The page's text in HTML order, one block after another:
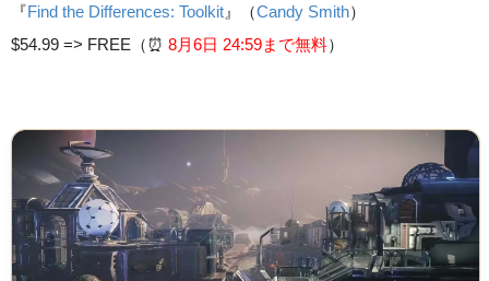
『Find the Differences: Toolkit 』（Candy Smith）
$54.99 => FREE（⏰️ 8月6日 24:59まで無料）